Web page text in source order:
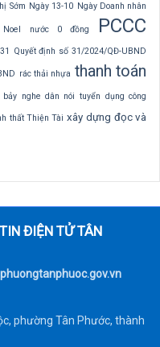
Sớm Ngày 13-10 Ngày Doanh nhân
Noel nước 0 đồng PCCC
Quyết định số 31/2024/QĐ-UBND
rác thải nhựa thanh toán
bảy nghe dân nói tuyển dụng công
thất Thiện Tài xây dựng đọc và
ĐIỆN TỬ TÂN
phường Tân Phước, thành